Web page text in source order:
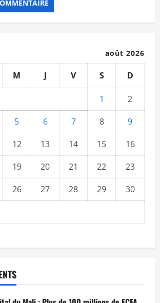
août 2026
M J V S D
1
2
5 6 7 8
9
12 13 14 15
16
19 20 21 22
23
26 27 28 29
30